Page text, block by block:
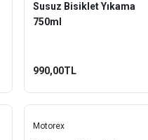
Susuz Bisiklet Yıkama
750ml
990,00TL
Motorex